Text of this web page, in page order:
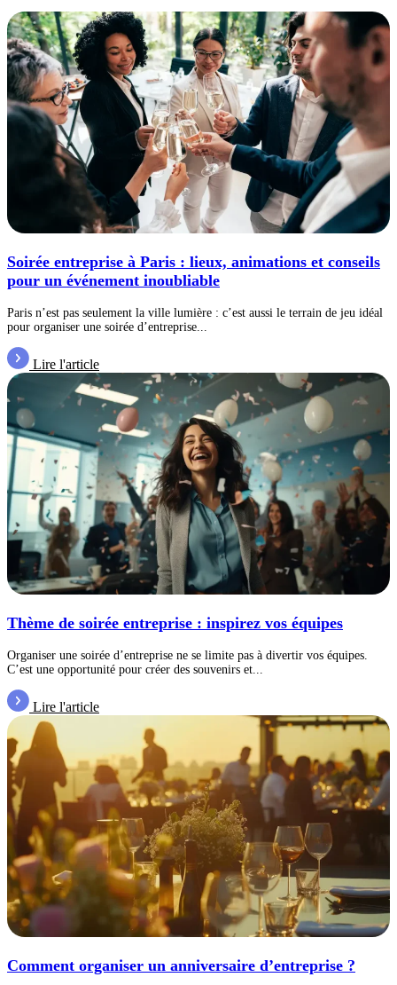
Soirée entreprise à Paris : lieux, animations et conseils
pour un événement inoubliable
Paris n’est pas seulement la ville lumière : c’est aussi le terrain de jeu idéal
pour organiser une soirée d’entreprise...
Lire l'article
Thème de soirée entreprise : inspirez vos équipes
Organiser une soirée d’entreprise ne se limite pas à divertir vos équipes.
C’est une opportunité pour créer des souvenirs et...
Lire l'article
Comment organiser un anniversaire d’entreprise ?